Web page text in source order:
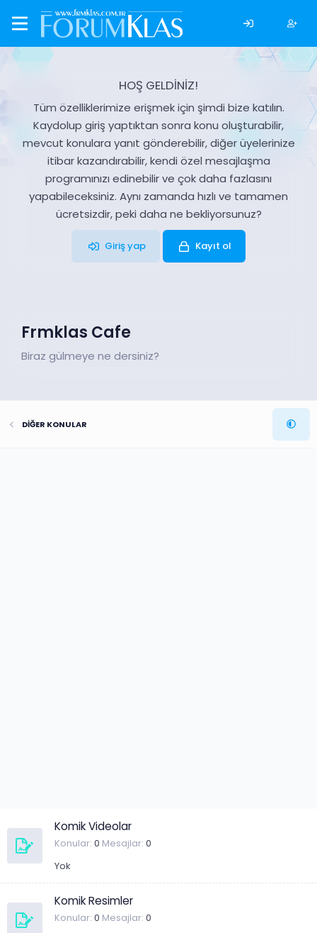
HOŞ GELDİNİZ!
Tüm özelliklerimize erişmek için şimdi bize katılın.
Kaydolup giriş yaptıktan sonra konu oluşturabilir,
mevcut konulara yanıt gönderebilir, diğer üyelerinize
itibar kazandırabilir, kendi özel mesajlaşma
programınızı edinebilir ve çok daha fazlasını
yapabileceksiniz. Aynı zamanda hızlı ve tamamen
ücretsizdir, peki daha ne bekliyorsunuz?
Giriş yap Kayıt ol
Frmklas Cafe
Biraz gülmeye ne dersiniz?
DİĞER KONULAR
Komik Videolar
Konular 0 Mesajlar 0
Yok
Komik Resimler
Konular 0 Mesajlar 0